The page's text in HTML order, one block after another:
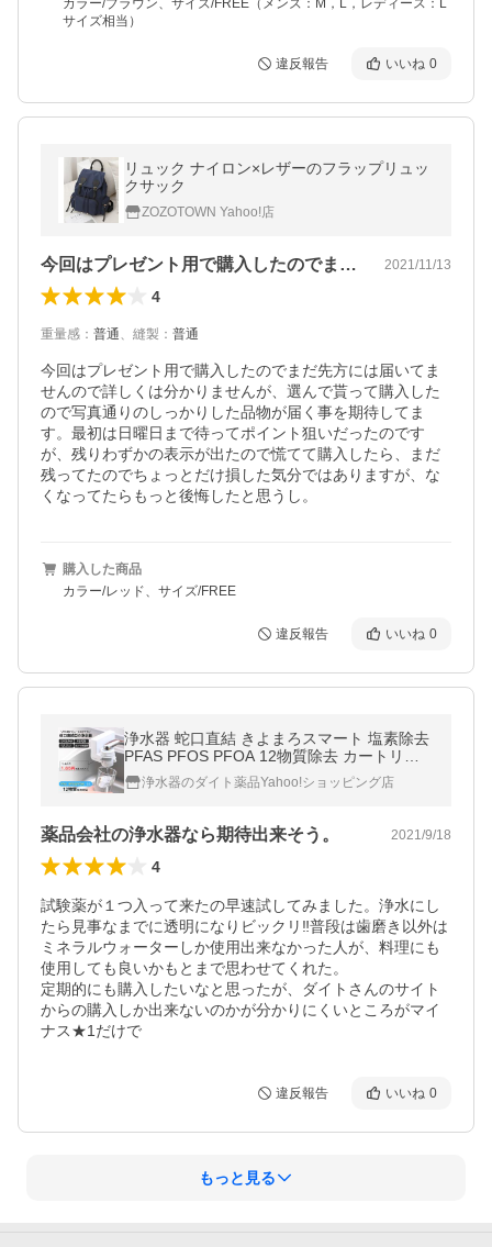
カラー/ブラウン、サイズ/FREE（メンズ：M，L，レディース：L
サイズ相当）
違反報告 いいね 0
リュック ナイロン×レザーのフラップリュッ
クサック
ZOZOTOWN Yahoo!店
今回はプレゼント用で購入したのでまだ先… 2021/11/13
4
重量感 ： 普通、 縫製 ： 普通
今回はプレゼント用で購入したのでまだ先方には届いてま
せんので詳しくは分かりませんが、選んで貰って購入した
ので写真通りのしっかりした品物が届く事を期待してま
す。最初は日曜日まで待ってポイント狙いだったのです
が、残りわずかの表示が出たので慌てて購入したら、まだ
残ってたのでちょっとだけ損した気分ではありますが、な
くなってたらもっと後悔したと思うし。
購入した商品
カラー/レッド、サイズ/FREE
違反報告 いいね 0
浄水器 蛇口直結 きよまろスマート 塩素除去
PFAS PFOS PFOA 12物質除去 カートリッ
ジ 1個内蔵 おすすめ 取付 簡単 コンパクト
一世帯一台限り
浄水器のダイト薬品Yahoo!ショッピング店
薬品会社の浄水器なら期待出来そう。 2021/9/18
4
試験薬が１つ入って来たの早速試してみました。浄水にし
たら見事なまでに透明になりビックリ‼️普段は歯磨き以外は
ミネラルウォーターしか使用出来なかった人が、料理にも
使用しても良いかもとまで思わせてくれた。
定期的にも購入したいなと思ったが、ダイトさんのサイト
からの購入しか出来ないのかが分かりにくいところがマイ
ナス★1だけで
違反報告 いいね 0
もっと見る